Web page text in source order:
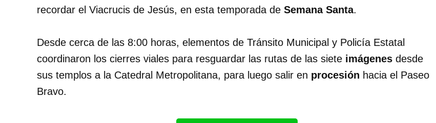
recordar el Viacrucis de Jesús, en esta temporada de Semana Santa.
Desde cerca de las 8:00 horas, elementos de Tránsito Municipal y Policía Estatal
coordinaron los cierres viales para resguardar las rutas de las siete imágenes desde
sus templos a la Catedral Metropolitana, para luego salir en procesión hacia el Paseo
Bravo.